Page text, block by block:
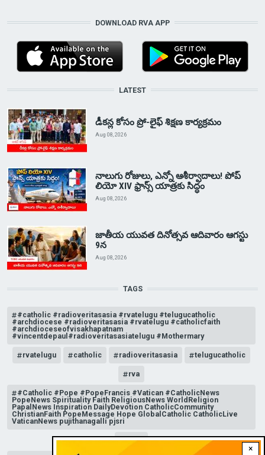
×
DOWNLOAD RVA APP
LATEST
డీకన్ల కోసం ప్రో-లైఫ్ శిక్షణ కార్యక్రమం
Aug 08, 2026
నాలుగు రోజులు, ఎన్నో ఆశీర్వాదాలు! పోప్
లియో XIV ఫ్రాన్స్ యాత్రకు సిద్ధం
Aug 08, 2026
జాతీయ యువత దినోత్సవ ఆదివారం ఆగస్టు
9న
Aug 08, 2026
TAGS
#catholic #radioveritasasia #rvatelugu #telugucatholic
#archdiocese #radioveritasasia #rvatelugu #catholicfaith
#archdioceseofvisakhapatnam
#vincentdepaul#radioveritasasiatelugu #Mothermary
rvatelugu catholic radioveritasasia telugucatholic
rva
#Catholic #Pope #PopeFrancis #Vatican #CatholicNews
PopeNews Spirituality Faith ReligiousNews WorldReligion
PapalNews Inspiration DailyDevotion CatholicCommunity
ChristianFaith PopeMessage Hope GlobalCatholic CatholicLive
VaticanNews pujithanagalli pjsri
rvate